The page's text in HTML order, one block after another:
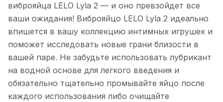
виброяйца LELO Lyla 2 — и оно превзойдет все
ваши ожидания! Виброяйцо LELO Lyla 2 идеально
впишется в вашу коллекцию интимных игрушек и
поможет исследовать новые грани близости в
вашей паре. Не забудьте использовать лубрикант
на водной основе для легкого введения и
обязательно тщательно промывайте яйцо после
каждого использования либо очищайте